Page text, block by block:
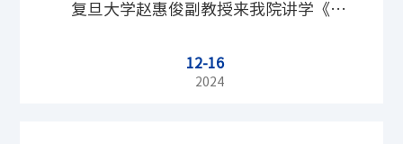
复旦大学赵惠俊副教授来我院讲学《援
苏入柳：周邦彦的“结北开南”之路》
12-16
2024